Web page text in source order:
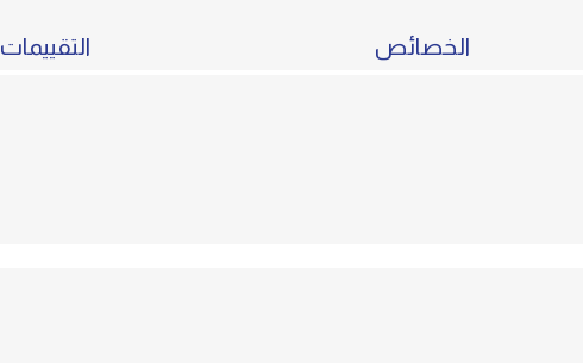
الخصائص التقييمات